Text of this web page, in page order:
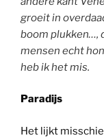
groeit in
boom plukken…,
mensen echt
heb ik het mis.
Paradijs
Het lijkt